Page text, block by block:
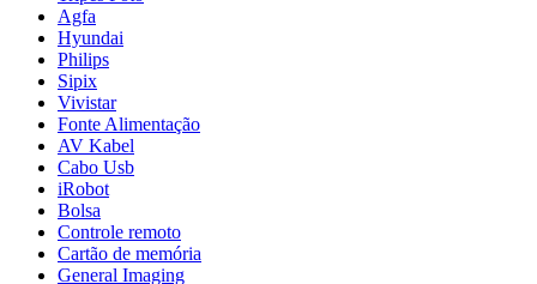
Agfa
Hyundai
Philips
Sipix
Vivistar
Fonte Alimentação
AV Kabel
Cabo Usb
iRobot
Bolsa
Controle remoto
Cartão de memória
General Imaging